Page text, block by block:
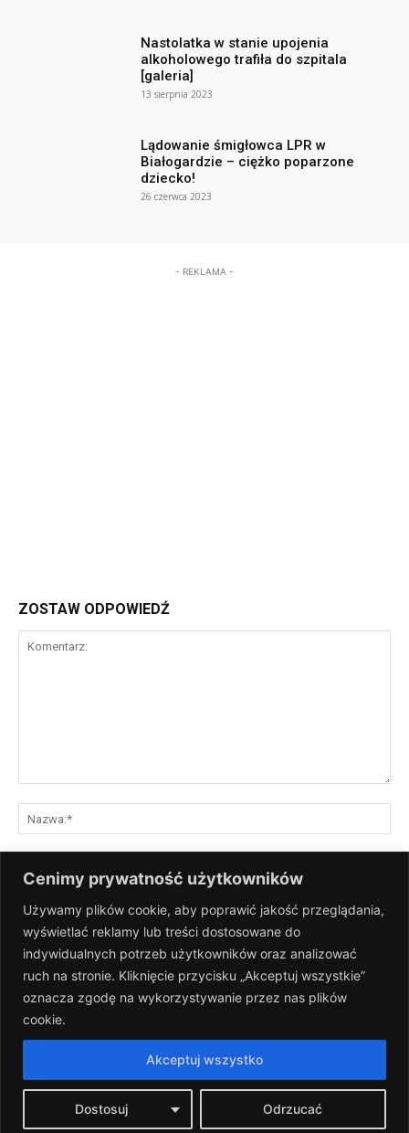
Cenimy prywatność użytkowników
Używamy plików cookie, aby poprawić jakość przeglądania,
wyświetlać reklamy lub treści dostosowane do
indywidualnych potrzeb użytkowników oraz analizować
ruch na stronie. Kliknięcie przycisku „Akceptuj wszystkie”
oznacza zgodę na wykorzystywanie przez nas plików
cookie.
Dostosuj Odrzucać
Akceptuj wszystko
Nastolatka w stanie upojenia
alkoholowego trafiła do szpitala
[galeria]
13 sierpnia 2023
Lądowanie śmigłowca LPR w
Białogardzie – ciężko poparzone
dziecko!
26 czerwca 2023
- REKLAMA -
ZOSTAW ODPOWIEDŹ
Zapisz moje nazwisko, adres e-mail i stronę internetową w tej
przeglądarce na następny raz, gdy skomentuję.